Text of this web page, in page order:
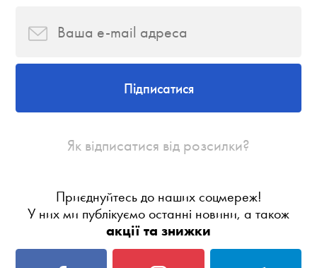
Підписатися
Як відписатися від розсилки?
Приєднуйтесь до наших соцмереж!
У них ми публікуємо останні новини, а також
акції та знижки